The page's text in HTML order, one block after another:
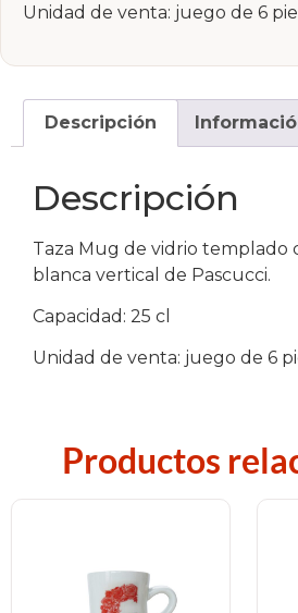
Unidad de venta: juego de 6
Descripción
Descripción
Taza Mug de vidrio templado
blanca vertical de Pascucci.
Capacidad: 25 cl
Unidad de venta: juego de 6
Productos